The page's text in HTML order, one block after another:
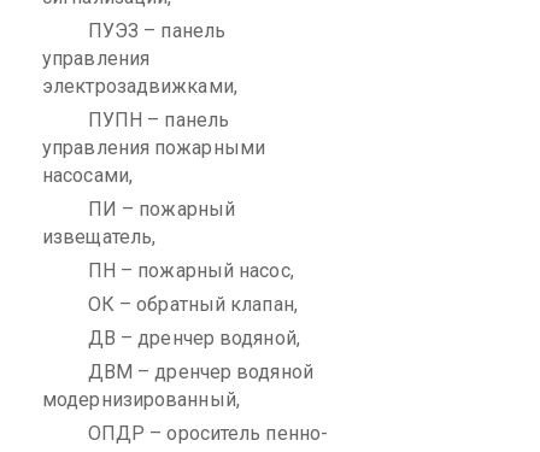
ПУЭЗ – панель
управления
электрозадвижками,
ПУПН – панель
управления пожарными
насосами,
ПИ – пожарный
извещатель,
ПН – пожарный насос,
ОК – обратный клапан,
ДВ – дренчер водяной,
ДВМ – дренчер водяной
модернизированный,
ОПДР – ороситель пенно-